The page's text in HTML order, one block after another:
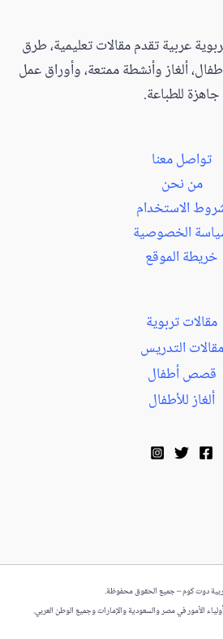
عربية تقدم مقالات تعليمية، طرق
ألغاز وأنشطة ممتعة، وأوراق عمل
جاهزة للطباعة.
تواصل معنا
من نحن
الاستخدام
الخصوصية
خريطة الموقع
مقالات تربوية
مقالات التدريس
قصص أطفال
ألغاز للأطفال
الأمور في مصر والسعودية والإمارات وجميع الوطن العربي.